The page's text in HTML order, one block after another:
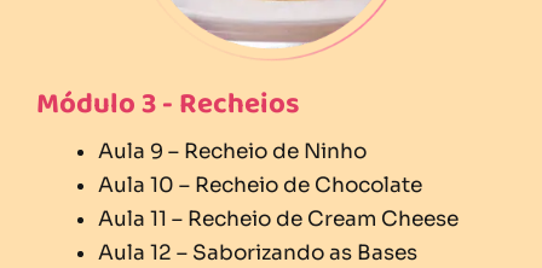
Módulo 3 - Recheios
Aula 9 – Recheio de Ninho
Aula 10 – Recheio de Chocolate
Aula 11 – Recheio de Cream Cheese
Aula 12 – Saborizando as Bases